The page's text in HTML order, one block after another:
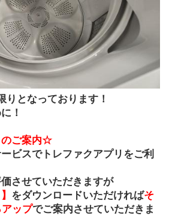
りとなっております！
！
ご案内☆
ビスでトレファクアプリをご利
させていただきますが
をダウンロードいただければそ
ップでご案内させていただきま